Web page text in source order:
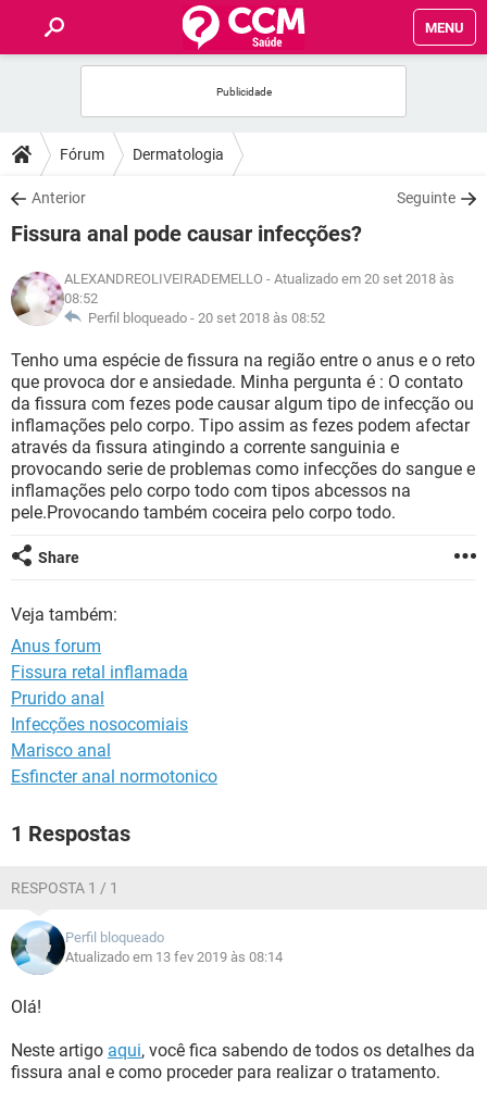
MENU
FÓRUM
SAÚDE
NUTRIÇÃO
BEM-ESTAR
SEXUALIDADE
GLOSSÁRIO
Fórum Dermatologia
Anterior Seguinte
Fissura anal pode causar infecções?
ALEXANDREOLIVEIRADEMELLO - Atualizado em 20 set 2018 às
08:52
Perfil bloqueado - 20 set 2018 às 08:52
Tenho uma espécie de fissura na região entre o anus e o reto
que provoca dor e ansiedade. Minha pergunta é : O contato
da fissura com fezes pode causar algum tipo de infecção ou
inflamações pelo corpo. Tipo assim as fezes podem afectar
através da fissura atingindo a corrente sanguinia e
provocando serie de problemas como infecções do sangue e
inflamações pelo corpo todo com tipos abcessos na
pele.Provocando também coceira pelo corpo todo.
Share
Veja também:
Anus forum
Fissura retal inflamada
Prurido anal
Infecções nosocomiais
Marisco anal
Esfincter anal normotonico
1 Respostas
RESPOSTA 1 / 1
Perfil bloqueado
Atualizado em 13 fev 2019 às 08:14
Olá!
Neste artigo aqui, você fica sabendo de todos os detalhes da
fissura anal e como proceder para realizar o tratamento.